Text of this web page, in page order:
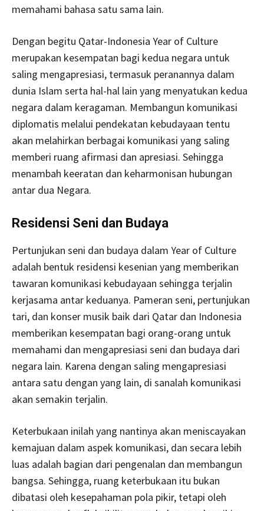
memahami bahasa satu sama lain.
Dengan begitu Qatar-Indonesia Year of Culture
merupakan kesempatan bagi kedua negara untuk
saling mengapresiasi, termasuk peranannya dalam
dunia Islam serta hal-hal lain yang menyatukan kedua
negara dalam keragaman. Membangun komunikasi
diplomatis melalui pendekatan kebudayaan tentu
akan melahirkan berbagai komunikasi yang saling
memberi ruang afirmasi dan apresiasi. Sehingga
menambah keeratan dan keharmonisan hubungan
antar dua Negara.
Residensi Seni dan Budaya
Pertunjukan seni dan budaya dalam Year of Culture
adalah bentuk residensi kesenian yang memberikan
tawaran komunikasi kebudayaan sehingga terjalin
kerjasama antar keduanya. Pameran seni, pertunjukan
tari, dan konser musik baik dari Qatar dan Indonesia
memberikan kesempatan bagi orang-orang untuk
memahami dan mengapresiasi seni dan budaya dari
negara lain. Karena dengan saling mengapresiasi
antara satu dengan yang lain, di sanalah komunikasi
akan semakin terjalin.
Keterbukaan inilah yang nantinya akan meniscayakan
kemajuan dalam aspek komunikasi, dan secara lebih
luas adalah bagian dari pengenalan dan membangun
bangsa. Sehingga, ruang keterbukaan itu bukan
dibatasi oleh kesepahaman pola pikir, tetapi oleh